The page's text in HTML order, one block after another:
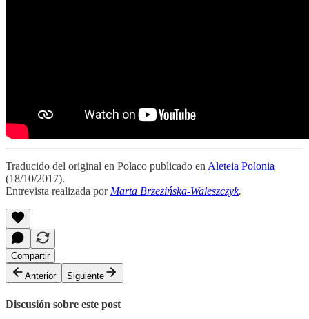
Traducido del original en Polaco publicado en Aleteia Polonia
(18/10/2017).
Entrevista realizada por Marta Brzezińska-Waleszczyk.
Compartir
Anterior
Siguiente
Discusión sobre este post